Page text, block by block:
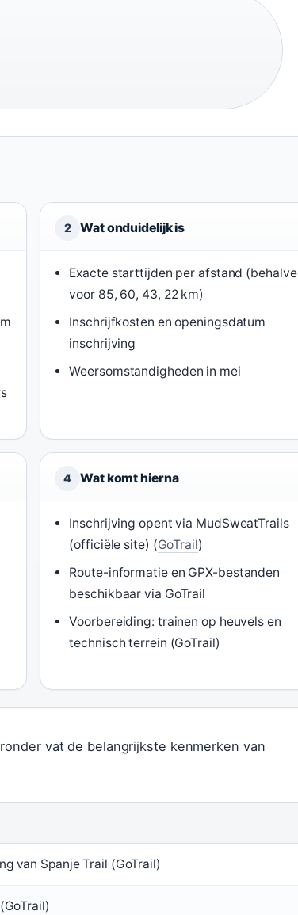
2 Wat onduidelijk is
Exacte starttijden per afstand (behalve
voor 85, 60, 43, 22 km)
Inschrijfkosten en openingsdatum
inschrijving
Weersomstandigheden in mei
4 Wat komt hierna
Inschrijving opent via MudSweatTrails
(officiële site) (GoTrail)
Route-informatie en GPX-bestanden
beschikbaar via GoTrail
Voorbereiding: trainen op heuvels en
technisch terrein (GoTrail)
vat de belangrijkste kenmerken van
van Spanje Trail (GoTrail)